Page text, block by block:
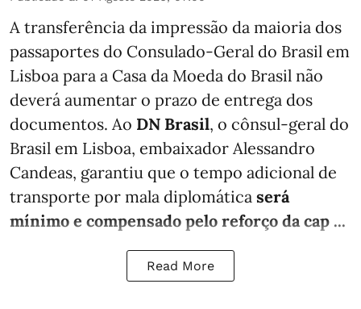
A transferência da impressão da maioria dos
passaportes do Consulado-Geral do Brasil em
Lisboa para a Casa da Moeda do Brasil não
deverá aumentar o prazo de entrega dos
documentos. Ao DN Brasil, o cônsul-geral do
Brasil em Lisboa, embaixador Alessandro
Candeas, garantiu que o tempo adicional de
transporte por mala diplomática será
mínimo e compensado pelo reforço da cap ...
Read More